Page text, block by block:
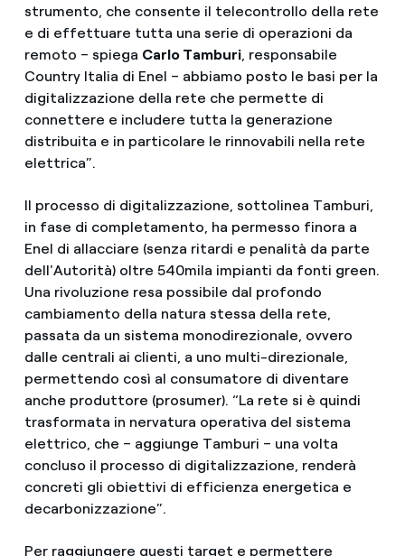
strumento, che consente il telecontrollo della rete
e di effettuare tutta una serie di operazioni da
remoto – spiega Carlo Tamburi, responsabile
Country Italia di Enel – abbiamo posto le basi per la
digitalizzazione della rete che permette di
connettere e includere tutta la generazione
distribuita e in particolare le rinnovabili nella rete
elettrica”.
Il processo di digitalizzazione, sottolinea Tamburi,
in fase di completamento, ha permesso finora a
Enel di allacciare (senza ritardi e penalità da parte
dell'Autorità) oltre 540mila impianti da fonti green.
Una rivoluzione resa possibile dal profondo
cambiamento della natura stessa della rete,
passata da un sistema monodirezionale, ovvero
dalle centrali ai clienti, a uno multi-direzionale,
permettendo così al consumatore di diventare
anche produttore (prosumer). “La rete si è quindi
trasformata in nervatura operativa del sistema
elettrico, che – aggiunge Tamburi – una volta
concluso il processo di digitalizzazione, renderà
concreti gli obiettivi di efficienza energetica e
decarbonizzazione”.
Per raggiungere questi target e permettere